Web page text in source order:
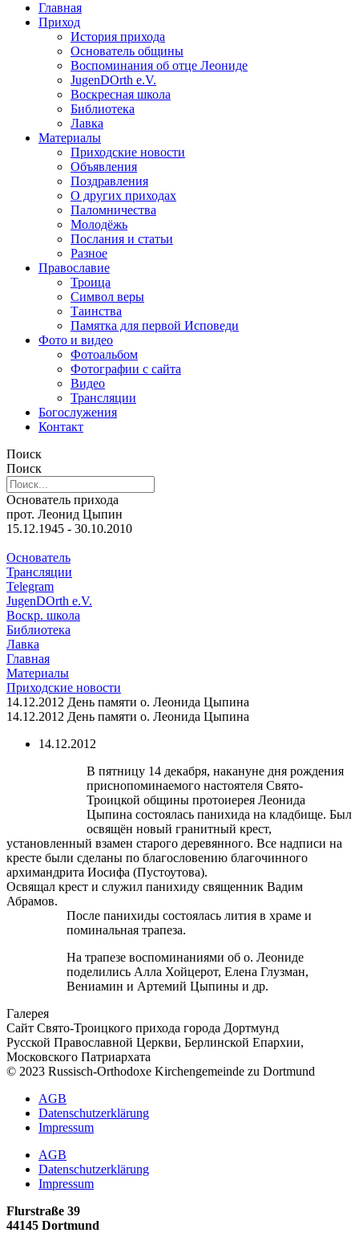
Главная
Приход
История прихода
Основатель общины
Воспоминания об отце Леониде
JugenDOrth e.V.
Воскресная школа
Библиотека
Лавка
Материалы
Приходские новости
Объявления
Поздравления
О других приходах
Паломничества
Молодёжь
Послания и статьи
Разное
Православие
Троица
Символ веры
Таинства
Памятка для первой Исповеди
Фото и видео
Фотоальбом
Фотографии с сайта
Видео
Трансляции
Богослужения
Контакт
Поиск
Поиск
Основатель прихода
прот. Леонид Цыпин
15.12.1945 - 30.10.2010
Основатель
Трансляции
Telegram
JugenDOrth e.V.
Воскр. школа
Библиотека
Лавка
Главная
Материалы
Приходские новости
14.12.2012 День памяти о. Леонида Цыпина
14.12.2012 День памяти о. Леонида Цыпина
14.12.2012
В пятницу 14 декабря, накануне дня рождения
приснопоминаемого настоятеля Свято-
Троицкой общины протоиерея Леонида
Цыпина состоялась панихида на кладбище. Был
освящён новый гранитный крест,
установленный взамен старого деревянного. Все надписи на
кресте были сделаны по благословению благочинного
архимандрита Иосифа (Пустоутова).
Освящал крест и служил панихиду священник Вадим
Абрамов.
После панихиды состоялась лития в храме и
поминальная трапеза.
На трапезе воспоминаниями об о. Леониде
поделились Алла Хойцерот, Елена Глузман,
Вениамин и Артемий Цыпины и др.
Галерея
Сайт Свято-Троицкого прихода города Дортмунд
Русской Православной Церкви, Берлинской Епархии,
Московского Патриархата
© 2023 Russisch-Orthodoxe Kirchengemeinde zu Dortmund
АGB
Datenschutzerklärung
Impressum
АGB
Datenschutzerklärung
Impressum
Flurstraße 39
44145 Dortmund